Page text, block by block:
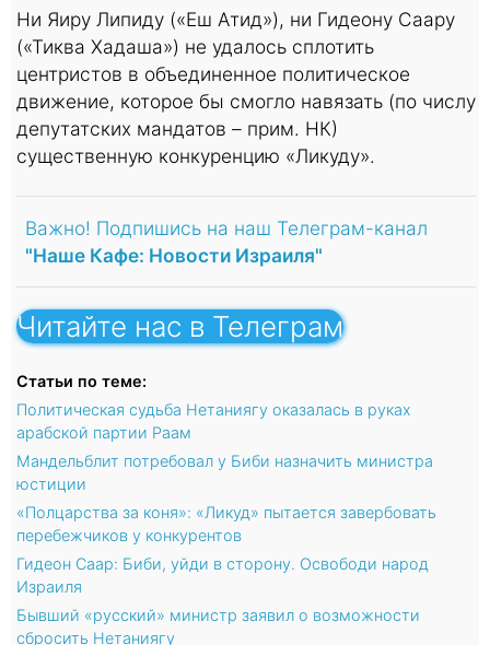
Ни Яиру Липиду («Еш Атид»), ни Гидеону Саару
(«Тиква Хадаша») не удалось сплотить
центристов в объединенное политическое
движение, которое бы смогло навязать (по числу
депутатских мандатов – прим. НК)
существенную конкуренцию «Ликуду».
Важно! Подпишись на наш Телеграм-канал
"Наше Кафе: Новости Израиля"
Читайте нас в Телеграм
Статьи по теме:
Политическая судьба Нетаниягу оказалась в руках
арабской партии Раам
Мандельблит потребовал у Биби назначить министра
юстиции
«Полцарства за коня»: «Ликуд» пытается завербовать
перебежчиков у конкурентов
Гидеон Саар: Биби, уйди в сторону. Освободи народ
Израиля
Бывший «русский» министр заявил о возможности
сбросить Нетаниягу